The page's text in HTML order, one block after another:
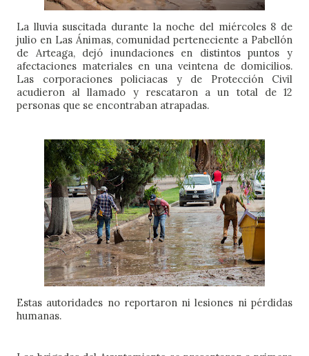
La lluvia suscitada durante la noche del miércoles 8 de
julio en Las Ánimas, comunidad perteneciente a Pabellón
de Arteaga, dejó inundaciones en distintos puntos y
afectaciones materiales en una veintena de domicilios.
Las corporaciones policiacas y de Protección Civil
acudieron al llamado y rescataron a un total de 12
personas que se encontraban atrapadas.
Estas autoridades no reportaron ni lesiones ni pérdidas
humanas.